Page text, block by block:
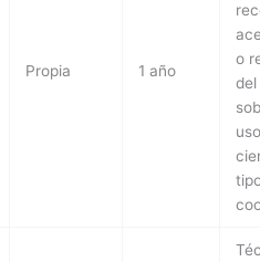
Propia 1 año
o
del